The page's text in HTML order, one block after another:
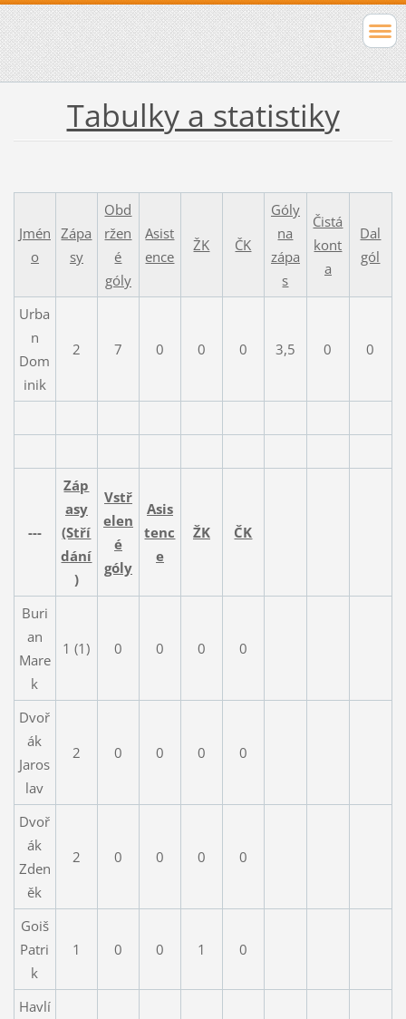
Tabulky a statistiky
Jmén
o
Zápa
sy
Obd
ržen
é
góly
Asist
ence
ŽK ČK
Góly
na
zápa
s
Čistá
kont
a
Dal
gól
Urba
n
Dom
inik
2 7 0 0 0 3,5 0 0
---
Záp
asy
(Stří
dání
)
Vstř
elen
é
góly
Asis
tenc
e
ŽK ČK
Buri
an
Mare
k
1 (1) 0 0 0 0
Dvoř
ák
Jaros
lav
2 0 0 0 0
Dvoř
ák
Zden
ěk
2 0 0 0 0
Goiš
Patri
k
1 0 0 1 0
Havlí